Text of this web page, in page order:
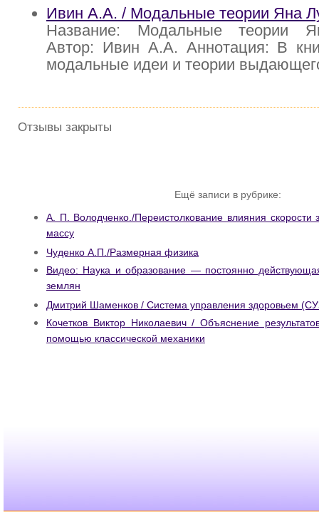
Ивин А.А. / Модальные теории Яна
Название: Модальные теории
Автор: Ивин А.А. Аннотация: В
модальные идеи и теории
Отзывы закрыты
Ещё записи в рубрике:
А. П. Володченко./Переистолкование влияния скорости
массу
Чуденко А.П./Размерная физика
Видео: Наука и образование — постоянно
землян
Дмитрий Шаменков / Система управления здоровьем
Кочетков Виктор Николаевич / Объяснение
помощью классической механики